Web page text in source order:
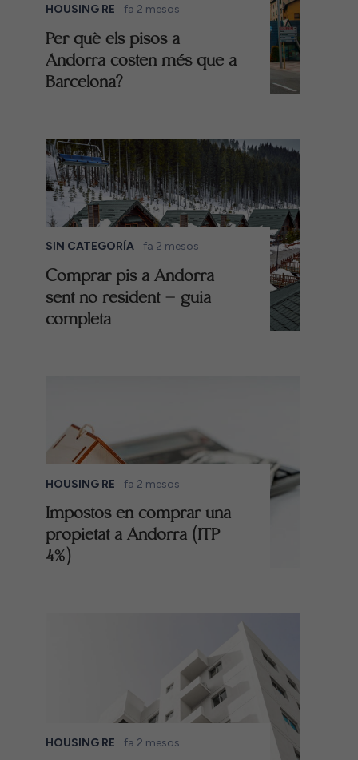
HOUSING RE fa 2 mesos
Per què els pisos a
Andorra costen més que a
Barcelona?
SIN CATEGORÍA fa 2 mesos
Comprar pis a Andorra
sent no resident – guia
completa
HOUSING RE fa 2 mesos
Impostos en comprar una
propietat a Andorra (ITP
4%)
HOUSING RE fa 2 mesos